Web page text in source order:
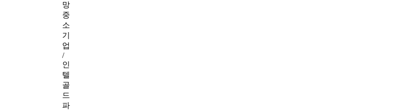
망
중
소
기
업
/
인
텔
골
드
파